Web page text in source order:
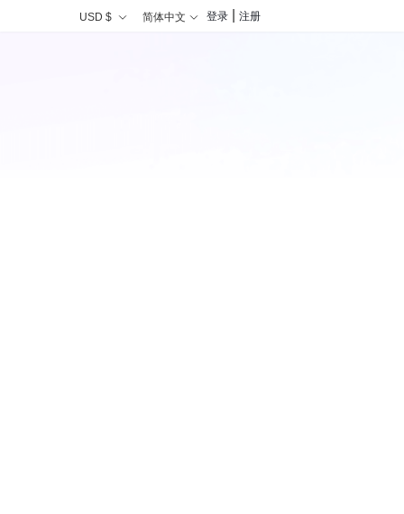
USD $ 简体中文 登录 注册